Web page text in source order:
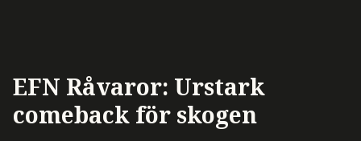
EFN Råvaror: Urstark
comeback för skogen